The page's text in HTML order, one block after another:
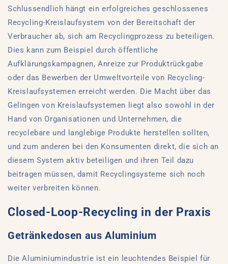
Schlussendlich hängt ein erfolgreiches geschlossenes
Recycling-Kreislaufsystem von der Bereitschaft der
Verbraucher ab, sich am Recyclingprozess zu beteiligen.
Dies kann zum Beispiel durch öffentliche
Aufklärungskampagnen, Anreize zur Produktrückgabe
oder das Bewerben der Umweltvorteile von Recycling-
Kreislaufsystemen erreicht werden. Die Macht über das
Gelingen von Kreislaufsystemen liegt also sowohl in der
Hand von Organisationen und Unternehmen, die
recyclebare und langlebige Produkte herstellen sollten,
und zum anderen bei den Konsumenten direkt, die sich an
diesem System aktiv beteiligen und ihren Teil dazu
beitragen müssen, damit Recyclingsysteme sich noch
weiter verbreiten können.
Closed-Loop-Recycling in der Praxis
Getränkedosen aus Aluminium
Die Aluminiumindustrie ist ein leuchtendes Beispiel für